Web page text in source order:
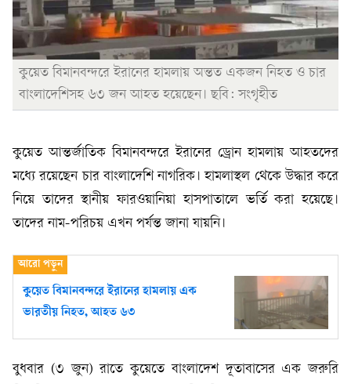
কুয়েত বিমানবন্দরে ইরানের হামলায় অন্তত একজন নিহত ও চার
বাংলাদেশিসহ ৬৩ জন আহত হয়েছেন। ছবি: সংগৃহীত
কুয়েত আন্তর্জাতিক বিমানবন্দরে ইরানের ড্রোন হামলায় আহতদের
মধ্যে রয়েছেন চার বাংলাদেশি নাগরিক। হামলাস্থল থেকে উদ্ধার করে
নিয়ে তাদের স্থানীয় ফারওয়ানিয়া হাসপাতালে ভর্তি করা হয়েছে।
তাদের নাম-পরিচয় এখন পর্যন্ত জানা যায়নি।
কুয়েত বিমানবন্দরে ইরানের হামলায় এক
ভারতীয় নিহত, আহত ৬৩
বুধবার (৩ জুন) রাতে কুয়েতে বাংলাদেশ দূতাবাসের এক জরুরি